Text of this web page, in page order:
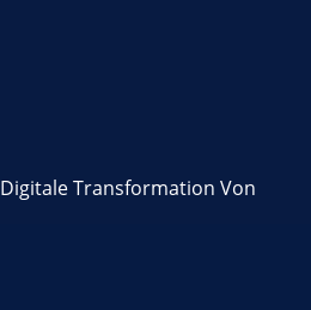
Transformation Von